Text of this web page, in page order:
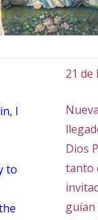
I
to
21 de
Dios
tanto
guían